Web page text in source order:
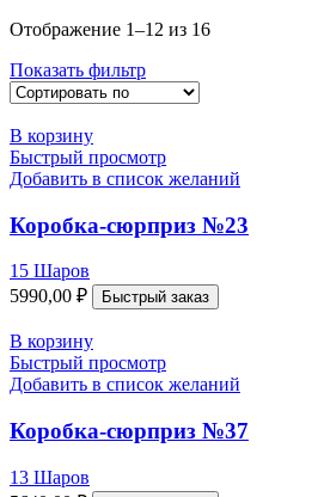
Отображение 1–12 из 16
Показать фильтр
В корзину
Быстрый просмотр
Добавить в список желаний
Коробка-сюрприз №23
15 Шаров
5990,00 ₽ Быстрый заказ
В корзину
Быстрый просмотр
Добавить в список желаний
Коробка-сюрприз №37
13 Шаров